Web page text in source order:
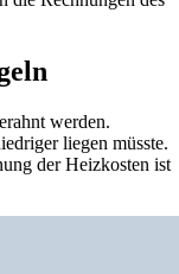
werden.
liegen müsste.
der Heizkosten ist